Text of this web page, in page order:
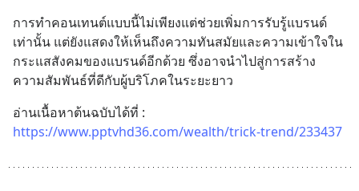
การทำคอนเทนต์แบบนี้ไม่เพียงแต่ช่วยเพิ่มการรับรู้แบรนด์
เท่านั้น แต่ยังแสดงให้เห็นถึงความทันสมัยและความเข้าใจใน
กระแสสังคมของแบรนด์อีกด้วย ซึ่งอาจนำไปสู่การสร้าง
ความสัมพันธ์ที่ดีกับผู้บริโภคในระยะยาว
https://www.pptvhd36.com/wealth/trick-trend/233437